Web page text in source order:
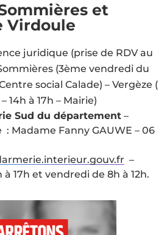
et
Virdoule
juridique (prise de RDV au
(3ème vendredi du
social Calade) – Vergèze (
14h à 17h – Mairie)
Sud du département –
Madame Fanny GAUWE – 06
–
17h et vendredi de 8h à 12h.